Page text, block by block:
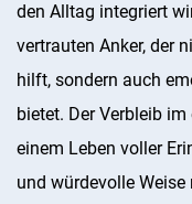
den Alltag integriert
vertrauten Anker, der
hilft, sondern auch
bietet. Der Verbleib
einem Leben voller
und würdevolle